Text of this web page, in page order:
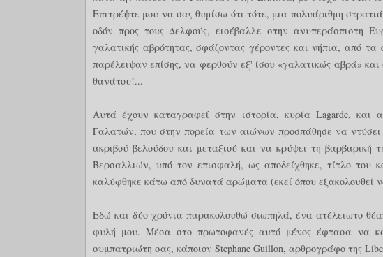
Επιτρέψτε μου να σας θυμίσω ότι τότε, μια πολυάριθμη
οδόν προς τους Δελφούς, εισέβαλλε στην ανυπεράσπιστη
γαλατικής αβρότητας, σφάζοντας γέροντες και νήπια, από
παρέλειψαν επίσης, να φερθούν εξ' ίσου «γαλατικώς αβρά» και
θανάτου!...
Αυτά έχουν καταγραφεί στην ιστορία, κυρία Lagarde, και
Γαλατών, που στην πορεία των αιώνων προσπάθησε να ντύσει
ακριβού βελούδου και μεταξιού και να κρύψει τη
Βερσαλλιών, υπό τον επισφαλή, ως αποδείχθηκε, τίτλο του
καλύφθηκε κάτω από δυνατά αρώματα (εκεί όπου εξακολουθεί
Εδώ και δύο χρόνια παρακολουθώ σιωπηλά, ένα ατέλειωτο
φυλή μου. Μέσα στο πρωτοφανές αυτό μένος έφτασα να
συμπατριώτη σας, κάποιον Stephane Guillon, αρθρογράφο της